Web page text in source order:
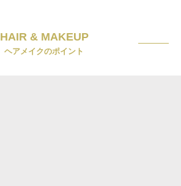
HAIR & MAKEUP
ヘアメイクのポイント